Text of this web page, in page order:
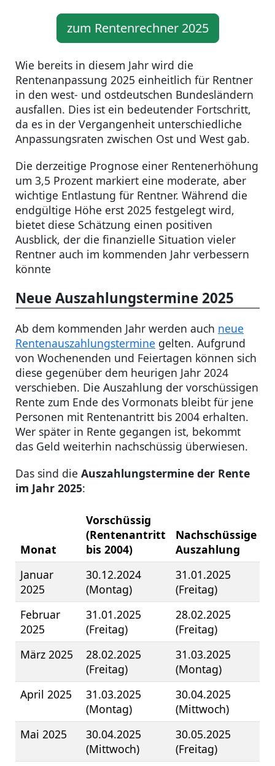
zum Rentenrechner 2025
Wie bereits in diesem Jahr wird die
Rentenanpassung 2025 einheitlich für Rentner
in den west- und ostdeutschen Bundesländern
ausfallen. Dies ist ein bedeutender Fortschritt,
da es in der Vergangenheit unterschiedliche
Anpassungsraten zwischen Ost und West gab.
Die derzeitige Prognose einer Rentenerhöhung
um 3,5 Prozent markiert eine moderate, aber
wichtige Entlastung für Rentner. Während die
endgültige Höhe erst 2025 festgelegt wird,
bietet diese Schätzung einen positiven
Ausblick, der die finanzielle Situation vieler
Rentner auch im kommenden Jahr verbessern
könnte
Neue Auszahlungstermine 2025
Ab dem kommenden Jahr werden auch neue
Rentenauszahlungstermine gelten. Aufgrund
von Wochenenden und Feiertagen können sich
diese gegenüber dem heurigen Jahr 2024
verschieben. Die Auszahlung der vorschüssigen
Rente zum Ende des Vormonats bleibt für jene
Personen mit Rentenantritt bis 2004 erhalten.
Wer später in Rente gegangen ist, bekommt
das Geld weiterhin nachschüssig überwiesen.
Das sind die Auszahlungstermine der Rente
im Jahr 2025:
Monat
Vorschüssig
(Rentenantritt
bis 2004)
Nachschüssige
Auszahlung
Januar
2025
30.12.2024
(Montag)
31.01.2025
(Freitag)
Februar
2025
31.01.2025
(Freitag)
28.02.2025
(Freitag)
März 2025
28.02.2025
(Freitag)
31.03.2025
(Montag)
April 2025
31.03.2025
(Montag)
30.04.2025
(Mittwoch)
Mai 2025
30.04.2025
(Mittwoch)
30.05.2025
(Freitag)